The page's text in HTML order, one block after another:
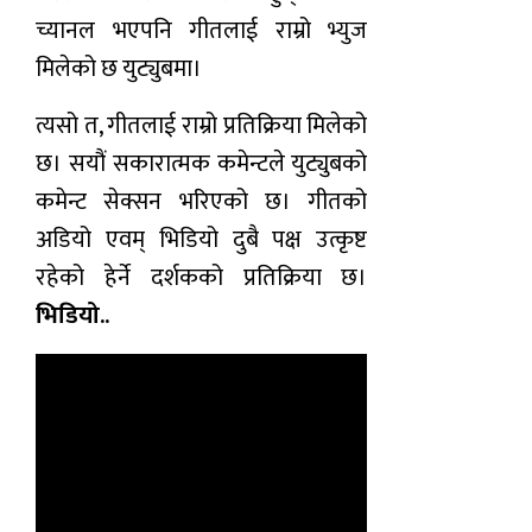
च्यानल भएपनि गीतलाई राम्रो भ्युज
मिलेको छ युट्युबमा।
त्यसो त, गीतलाई राम्रो प्रतिक्रिया मिलेको
छ। सयौं सकारात्मक कमेन्टले युट्युबको
कमेन्ट सेक्सन भरिएको छ। गीतको
अडियो एवम् भिडियो दुबै पक्ष उत्कृष्ट
रहेको हेर्ने दर्शकको प्रतिक्रिया छ।
भिडियो..